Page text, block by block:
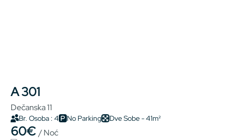
A 301
Dečanska 11
Br. Osoba : 4 No Parking Dve Sobe - 41m²
60€ / Noć